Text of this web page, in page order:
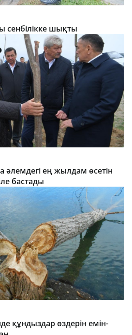
сенбілікке шықты
әлемдегі ең жылдам өсетін
ағашы егіле бастады
құндыздар өздерін емін-